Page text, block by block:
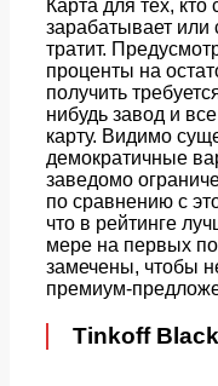
Карта для тех,
зарабатывает
тратит.
проценты на
получить
нибудь завод и
карту. Видимо
демократичные
заведомо
по сравнению с
что в рейтинге
мере на первых
замечены, чтобы
премиум-
Tinkoff Black